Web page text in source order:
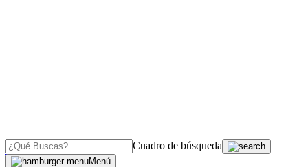
Cuadro de búsqueda
Menú
OJO